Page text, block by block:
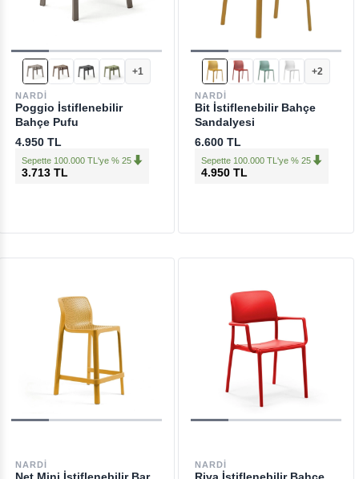
+1
NARDI
Poggio İstiflenebilir
Bahçe Pufu
4.950 TL
Sepette 100.000 TL'ye % 25
3.713 TL
+2
NARDI
Bit İstiflenebilir Bahçe
Sandalyesi
6.600 TL
Sepette 100.000 TL'ye % 25
4.950 TL
NARDI NARDI